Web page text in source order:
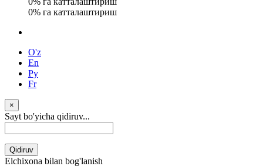
0% га катталаштириш
O'z
En
Ру
Fr
×
Sayt bo'yicha qidiruv...
Qidiruv
Elchixona bilan bog'lanish